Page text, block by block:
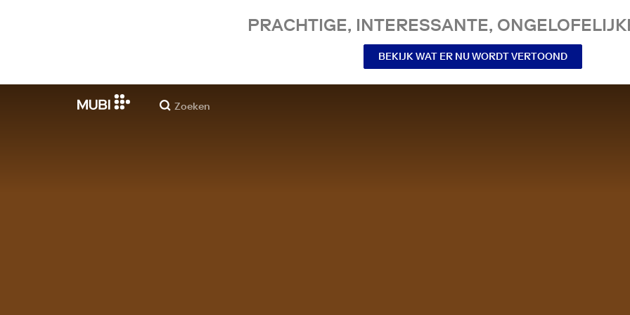
PRACHTIGE, INTERESSANTE,
BEKIJK WAT ER NU WORDT VERTOOND